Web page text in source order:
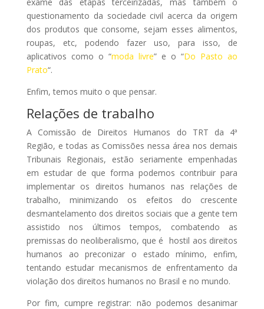
questionamento da sociedade civil acerca da origem
dos produtos que consome, sejam esses alimentos,
roupas, etc, podendo fazer uso, para isso, de
aplicativos como o “moda livre” e o “Do Pasto ao
Prato“.
Enfim, temos muito o que pensar.
Relações de trabalho
A Comissão de Direitos Humanos do TRT da 4ª
Região, e todas as Comissões nessa área nos demais
Tribunais Regionais, estão seriamente empenhadas
em estudar de que forma podemos contribuir para
implementar os direitos humanos nas relações de
trabalho, minimizando os efeitos do crescente
desmantelamento dos direitos sociais que a gente tem
assistido nos últimos tempos, combatendo as
premissas do neoliberalismo, que é hostil aos direitos
humanos ao preconizar o estado mínimo, enfim,
tentando estudar mecanismos de enfrentamento da
violação dos direitos humanos no Brasil e no mundo.
Por fim, cumpre registrar: não podemos desanimar